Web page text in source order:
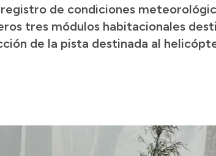
de condiciones
tres módulos habitacionales
de la pista destinada al